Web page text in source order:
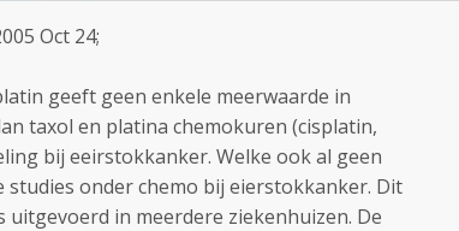
Oct 24;
geeft geen enkele meerwaarde in
taxol en platina chemokuren (cisplatin,
bij eeirstokkanker. Welke ook al geen
onder chemo bij eierstokkanker. Dit
in meerdere ziekenhuizen. De